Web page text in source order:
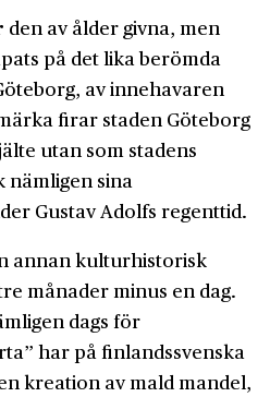
den av ålder givna, men
på det lika berömda
av innehavaren
firar staden Göteborg
utan som stadens
nämligen sina
Gustav Adolfs regenttid.
annan kulturhistorisk
månader minus en dag.
dags för
har på finlandssvenska
kreation av mald mandel,